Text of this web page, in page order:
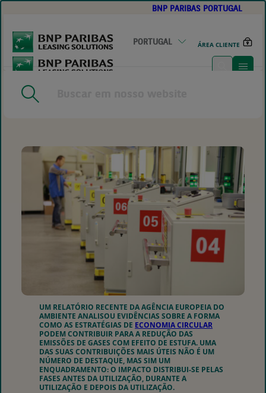
CONTENT
BNP PARIBAS PORTUGAL
PORTUGAL ÁREA CLIENTE
HOME
QUE O PENSAMENTO DE CICLO DE VIDA SE ESTÁ A TORNAR
UM RELATÓRIO RECENTE DA AGÊNCIA EUROPEIA DO
AMBIENTE ANALISOU EVIDÊNCIAS SOBRE A FORMA
COMO AS ESTRATÉGIAS DE ECONOMIA CIRCULAR
PODEM CONTRIBUIR PARA A REDUÇÃO DAS
EMISSÕES DE GASES COM EFEITO DE ESTUFA. UMA
DAS SUAS CONTRIBUIÇÕES MAIS ÚTEIS NÃO É UM
NÚMERO DE DESTAQUE, MAS SIM UM
ENQUADRAMENTO: O IMPACTO DISTRIBUI-SE PELAS
FASES ANTES DA UTILIZAÇÃO, DURANTE A
UTILIZAÇÃO E DEPOIS DA UTILIZAÇÃO.